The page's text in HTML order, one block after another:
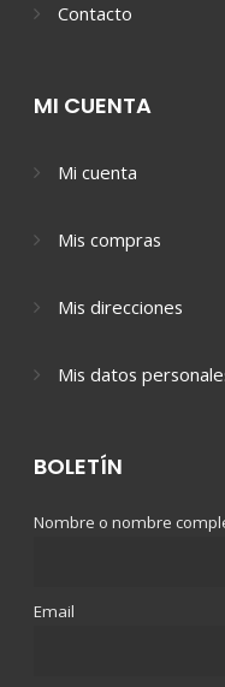
Contacto
MI CUENTA
Mi cuenta
Mis compras
Mis direcciones
Mis datos
BOLETÍN
Nombre o nombre
Email